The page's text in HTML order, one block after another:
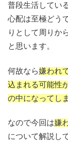
普段生活してい
心配は至極どう
りとして周りか
と思います。
何故なら嫌われ
込まれる可能性
の中になってし
なので今回は嫌
について解説し